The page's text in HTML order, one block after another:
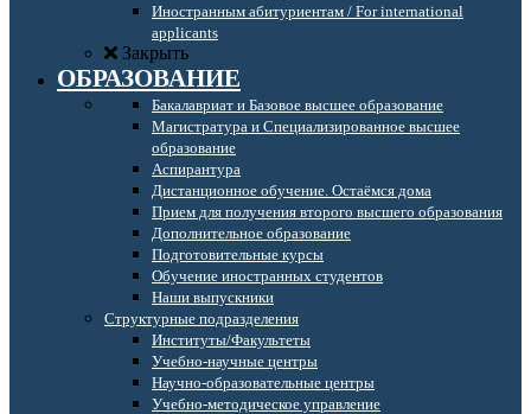
Иностранным абитуриентам / For international
applicants
Закрыть
ОБРАЗОВАНИЕ
Бакалавриат и Базовое высшее образование
Магистратура и Специализированное высшее
образование
Аспирантура
Дистанционное обучение. Остаёмся дома
Прием для получения второго высшего образования
Дополнительное образование
Подготовительные курсы
Обучение иностранных студентов
Наши выпускники
Структурные подразделения
Институты/Факультеты
Учебно-научные центры
Научно-образовательные центры
Учебно-методическое управление